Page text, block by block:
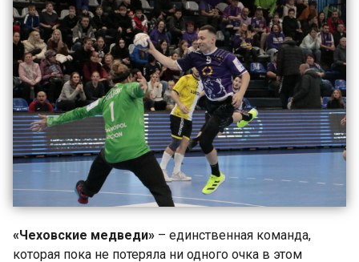
«Чеховские медведи» – единственная команда,
которая пока не потеряла ни одного очка в этом